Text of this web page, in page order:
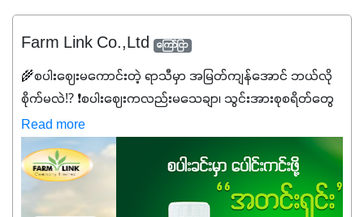
Farm Link Co.,Ltd ကြော်ငြာ
🌾စပါးဈေးမကောင်းတဲ့ ရာသီမှာ အမြတ်ကျန်အောင် ဘယ်လို
စိုက်မလဲ⁉️ ❗စပါးဈေးကလည်းမသေချာ၊ သွင်းအားစုစရိတ်တွေ
ကလည်း တက်နေတဲ့ဒီလိုအချိန်မှာ သွင်းအားစုဖိုးကို လျှော့ချပြီး
အထွက်နှုန်းကို ထိန်းထားနိုင်မှ ဦးကြီးတို့ အဆင်ပြေမှာနော် ✔️ဒါ
ကြောင့် ကိုယ်သုံးသမျှ ကိုယ့်အတွက်အကျိုးရစေမယ့်
အရည်အသွေးစိတ်ချရတဲ့ သွင်းအားစုပစ္စည်းတွေကိုပဲ ရွေးချယ်
သုံးသင့်ပါတယ်။
Read more